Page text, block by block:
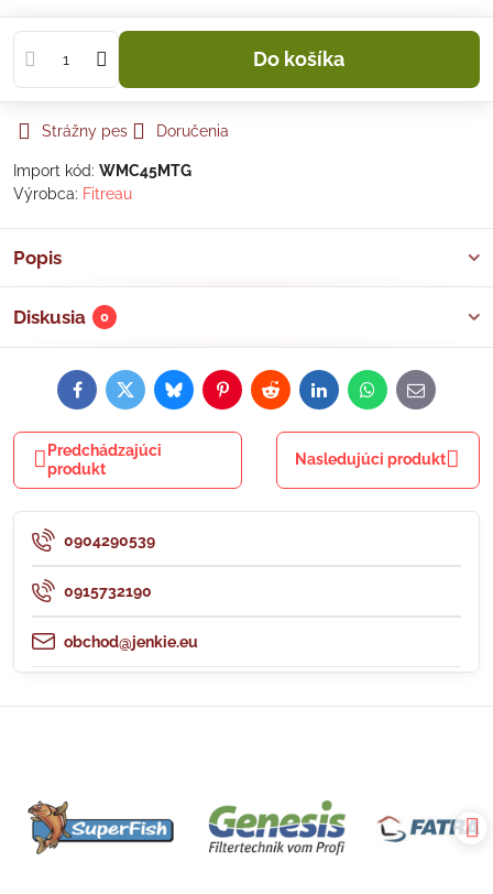
Do košíka
Strážny pes Doručenia
Import kód: WMC45MTG
Výrobca: Fitreau
Popis
Diskusia 0
FacebookTwitterBlueskyPinterestRedditLinkedInWhatsApp
E-
mail
Predchádzajúci
produkt
Nasledujúci produkt
0904290539
0915732190
obchod@jenkie.eu